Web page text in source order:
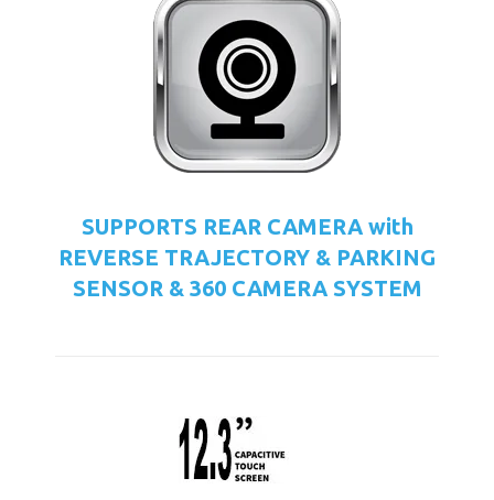
SUPPORTS REAR CAMERA with
REVERSE TRAJECTORY & PARKING
SENSOR & 360 CAMERA SYSTEM